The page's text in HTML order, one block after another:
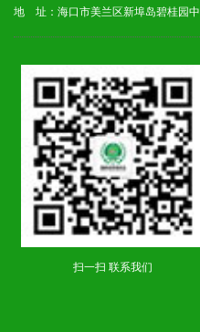
地 址：海口市美兰区新埠岛碧桂园中
扫一扫 联系我们